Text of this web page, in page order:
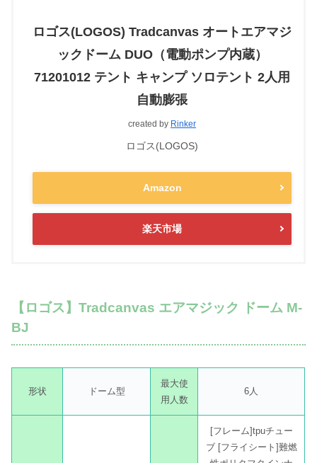
ロゴス(LOGOS) Tradcanvas オートエアマジ
ックドーム DUO（電動ポンプ内蔵）
71201012 テント キャンプ ソロテント 2人用
自動膨張
created by Rinker
ロゴス(LOGOS)
Amazon
楽天市場
【ロゴス】Tradcanvas エアマジック ドーム M-
BJ
形状 ドーム型
最大使
用人数
6人
[フレーム]tpuチュー
ブ [フライシート]難燃